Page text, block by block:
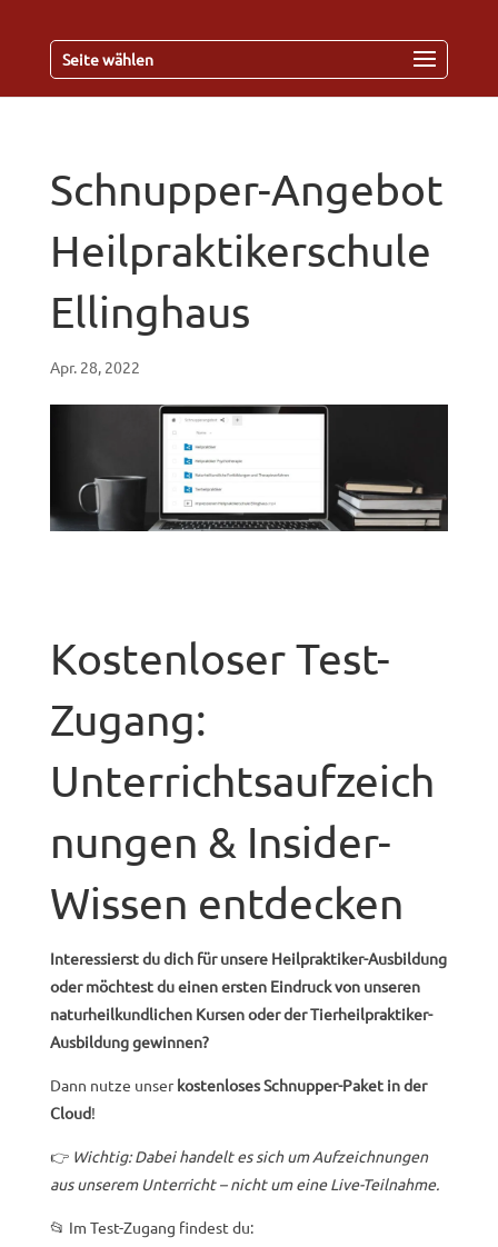
Seite wählen
Schnupper-Angebot
Heilpraktikerschule
Ellinghaus
Apr. 28, 2022
Kostenloser Test-
Zugang:
Unterrichtsaufzeich
nungen & Insider-
Wissen entdecken
Interessierst du dich für unsere Heilpraktiker-Ausbildung
oder möchtest du einen ersten Eindruck von unseren
naturheilkundlichen Kursen oder der Tierheilpraktiker-
Ausbildung gewinnen?
Dann nutze unserkostenloses Schnupper-Paket in der
Cloud!
👉 Wichtig: Dabei handelt es sich um Aufzeichnungen
aus unserem Unterricht – nicht um eine Live-Teilnahme.
📂 Im Test-Zugang findest du: